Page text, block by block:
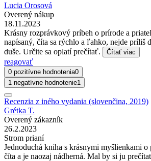
Lucia Orosová
Overený nákup
18.11.2023
Krásny rozprávkový príbeh o prírode a
napísaný, číta sa rýchlo a ľahko, nejde príliš
duše. Určite sa oplatí prečítať.
Čítať viac
reagovať
0 pozitívne hodnotenia0
1 negatívne hodnotenie1
Recenzia z iného vydania (slovenčina, 2019)
Grétka T.
Overený zákazník
26.2.2023
Strom prianí
Jednoduchá kniha s krásnymi myšlienkami
číta a je naozaj nádherná. Mal by si ju